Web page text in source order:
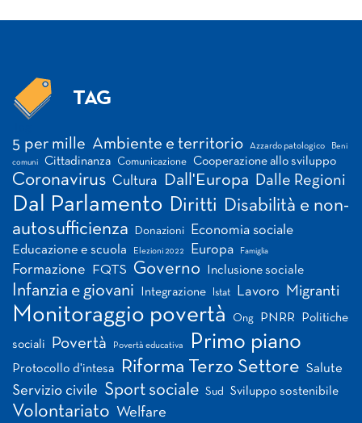
TAG
5 per mille Ambiente e territorio Azzardo patologico Beni
comuni Cittadinanza Comunicazione Cooperazione allo sviluppo
Coronavirus Cultura Dall'Europa Dalle Regioni
Dal Parlamento Diritti Disabilità e non-
autosufficienza
Donazioni Economia sociale
Educazione e scuola Elezioni 2022 Europa Famiglia
Formazione FQTS Governo Inclusione sociale
Infanzia e giovani Integrazione Istat Lavoro Migranti
Monitoraggio povertà Ong PNRR Politiche
sociali Povertà Povertà educativa Primo piano
Protocollo d'intesa Riforma Terzo Settore Salute
Servizio civile Sport sociale Sud Sviluppo sostenibile
Volontariato Welfare